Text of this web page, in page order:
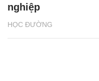
HỌC ĐƯỜNG
nghiệp